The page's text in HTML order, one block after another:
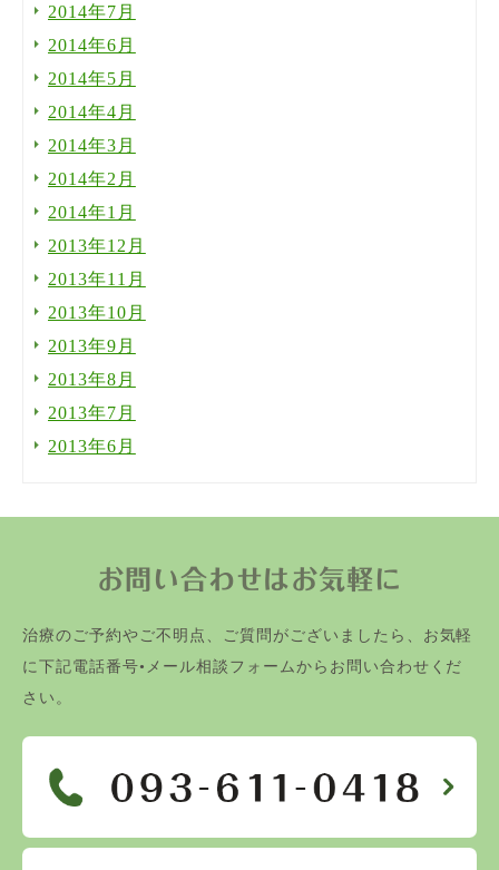
2014年7月
2014年6月
2014年5月
2014年4月
2014年3月
2014年2月
2014年1月
2013年12月
2013年11月
2013年10月
2013年9月
2013年8月
2013年7月
2013年6月
お問い合わせはお気軽に
治療のご予約やご不明点、ご質問がございましたら、お気軽
に下記電話番号•メール相談フォームからお問い合わせくだ
さい。